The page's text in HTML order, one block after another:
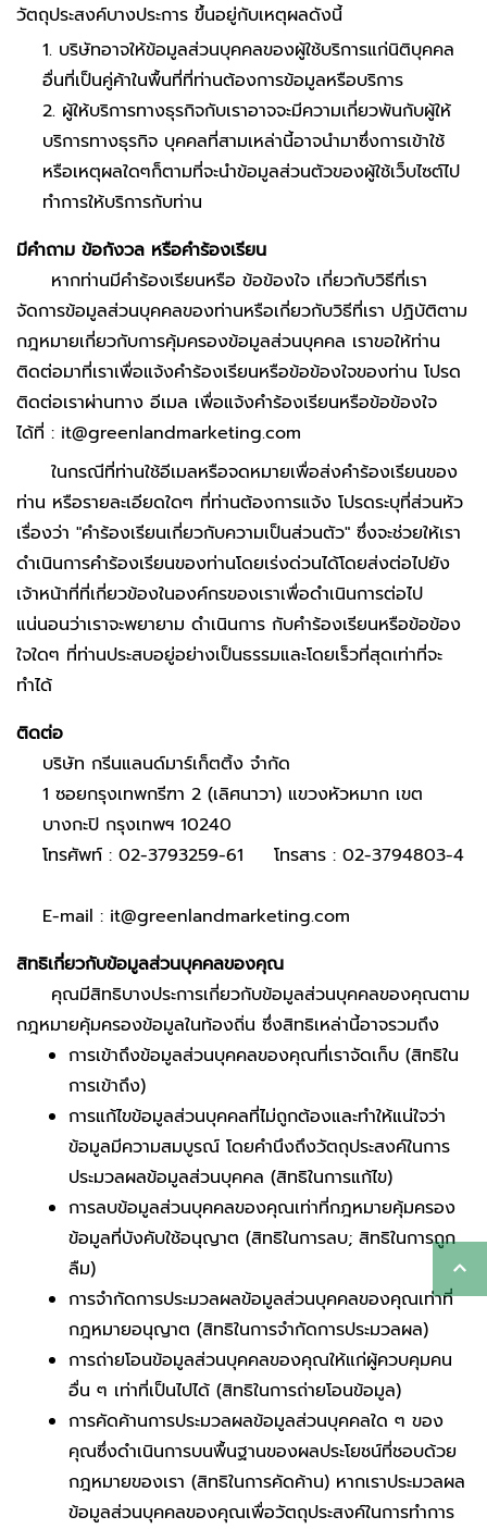
วัตถุประสงค์บางประการ ขึ้นอยู่กับเหตุผลดังนี้
1. บริษัทอาจให้ข้อมูลส่วนบุคคลของผู้ใช้บริการแก่นิติบุคคล
อื่นที่เป็นคู่ค้าในพื้นที่ที่ท่านต้องการข้อมูลหรือบริการ
2. ผู้ให้บริการทางธุรกิจกับเราอาจจะมีความเกี่ยวพันกับผู้ให้
บริการทางธุรกิจ บุคคลที่สามเหล่านี้อาจนำมาซึ่งการเข้าใช้
หรือเหตุผลใดๆก็ตามที่จะนำข้อมูลส่วนตัวของผู้ใช้เว็บไซต์ไป
ทำการให้บริการกับท่าน
มีคำถาม ข้อกังวล หรือคำร้องเรียน
หากท่านมีคำร้องเรียนหรือ ข้อข้องใจ เกี่ยวกับวิธีที่เรา
จัดการข้อมูลส่วนบุคคลของท่านหรือเกี่ยวกับวิธีที่เรา ปฏิบัติตาม
กฎหมายเกี่ยวกับการคุ้มครองข้อมูลส่วนบุคคล เราขอให้ท่าน
ติดต่อมาที่เราเพื่อแจ้งคำร้องเรียนหรือข้อข้องใจของท่าน โปรด
ติดต่อเราผ่านทาง อีเมล เพื่อแจ้งคำร้องเรียนหรือข้อข้องใจ
ได้ที่ : it@greenlandmarketing.com
ในกรณีที่ท่านใช้อีเมลหรือจดหมายเพื่อส่งคำร้องเรียนของ
ท่าน หรือรายละเอียดใดๆ ที่ท่านต้องการแจ้ง โปรดระบุที่ส่วนหัว
เรื่องว่า "คำร้องเรียนเกี่ยวกับความเป็นส่วนตัว" ซึ่งจะช่วยให้เรา
ดำเนินการคำร้องเรียนของท่านโดยเร่งด่วนได้โดยส่งต่อไปยัง
เจ้าหน้าที่ที่เกี่ยวข้องในองค์กรของเราเพื่อดำเนินการต่อไป
แน่นอนว่าเราจะพยายาม ดำเนินการ กับคำร้องเรียนหรือข้อข้อง
ใจใดๆ ที่ท่านประสบอยู่อย่างเป็นธรรมและโดยเร็วที่สุดเท่าที่จะ
ทำได้
ติดต่อ
บริษัท กรีนแลนด์มาร์เก็ตติ้ง จำกัด
1 ซอยกรุงเทพกรีฑา 2 (เลิศนาวา) แขวงหัวหมาก เขต
บางกะปิ กรุงเทพฯ 10240
โทรศัพท์ : 02-3793259-61 โทรสาร : 02-3794803-4
E-mail : it@greenlandmarketing.com
สิทธิเกี่ยวกับข้อมูลส่วนบุคคลของคุณ
คุณมีสิทธิบางประการเกี่ยวกับข้อมูลส่วนบุคคลของคุณตาม
กฎหมายคุ้มครองข้อมูลในท้องถิ่น ซึ่งสิทธิเหล่านี้อาจรวมถึง
การเข้าถึงข้อมูลส่วนบุคคลของคุณที่เราจัดเก็บ (สิทธิใน
การเข้าถึง)
การแก้ไขข้อมูลส่วนบุคคลที่ไม่ถูกต้องและทำให้แน่ใจว่า
ข้อมูลมีความสมบูรณ์ โดยคำนึงถึงวัตถุประสงค์ในการ
ประมวลผลข้อมูลส่วนบุคคล (สิทธิในการแก้ไข)
การลบข้อมูลส่วนบุคคลของคุณเท่าที่กฎหมายคุ้มครอง
ข้อมูลที่บังคับใช้อนุญาต (สิทธิในการลบ; สิทธิในการถูก
ลืม)
การจำกัดการประมวลผลข้อมูลส่วนบุคคลของคุณเท่าที่
กฎหมายอนุญาต (สิทธิในการจำกัดการประมวลผล)
การถ่ายโอนข้อมูลส่วนบุคคลของคุณให้แก่ผู้ควบคุมคน
อื่น ๆ เท่าที่เป็นไปได้ (สิทธิในการถ่ายโอนข้อมูล)
การคัดค้านการประมวลผลข้อมูลส่วนบุคคลใด ๆ ของ
คุณซึ่งดำเนินการบนพื้นฐานของผลประโยชน์ที่ชอบด้วย
กฎหมายของเรา (สิทธิในการคัดค้าน) หากเราประมวลผล
ข้อมูลส่วนบุคคลของคุณเพื่อวัตถุประสงค์ในการทำการ